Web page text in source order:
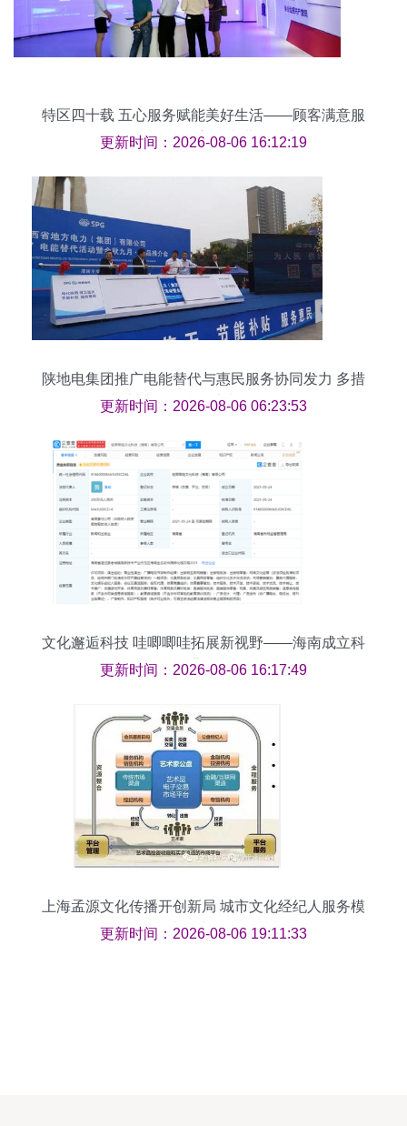
特区四十载 五心服务赋能美好生活——顾客满意服
务明星活动评审团走进鼎和盛
更新时间：2026-08-06 16:12:19
陕地电集团推广电能替代与惠民服务协同发力 多措
并举助推县域经济文化双发展
更新时间：2026-08-06 06:23:53
文化邂逅科技 哇唧唧哇拓展新视野——海南成立科
技公司背后的深意
更新时间：2026-08-06 16:17:49
上海孟源文化传播开创新局 城市文化经纪人服务模
式深度解析
更新时间：2026-08-06 19:11:33